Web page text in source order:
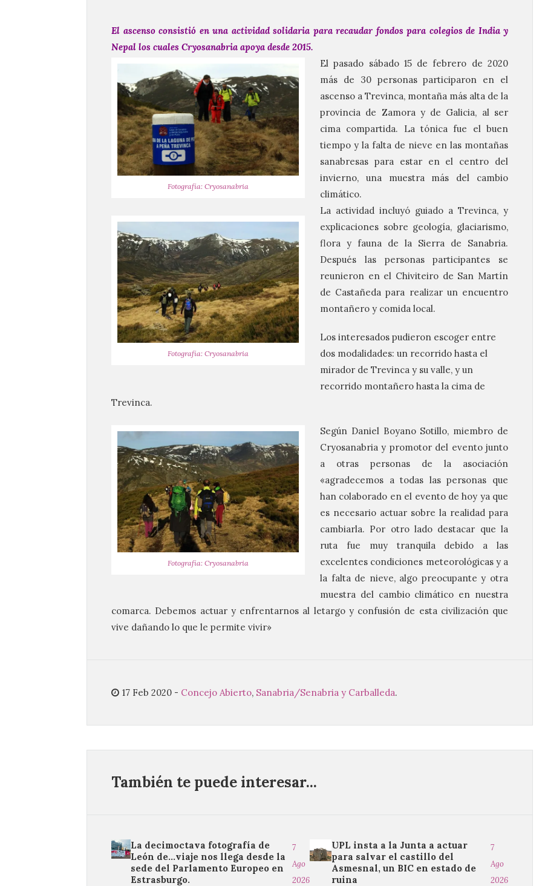
El ascenso consistió en una actividad solidaria para recaudar fondos para colegios de India y
Nepal los cuales Cryosanabria apoya desde 2015.
Fotografía: Cryosanabria
El pasado sábado 15 de febrero de 2020
más de 30 personas participaron en el
ascenso a Trevinca, montaña más alta de la
provincia de Zamora y de Galicia, al ser
cima compartida. La tónica fue el buen
tiempo y la falta de nieve en las montañas
sanabresas para estar en el centro del
invierno, una muestra más del cambio
climático.
Fotografía: Cryosanabria
La actividad incluyó guiado a Trevinca, y
explicaciones sobre geología, glaciarismo,
flora y fauna de la Sierra de Sanabria.
Después las personas participantes se
reunieron en el Chiviteiro de San Martín
de Castañeda para realizar un encuentro
montañero y comida local.
Los interesados pudieron escoger entre
dos modalidades: un recorrido hasta el
mirador de Trevinca y su valle, y un
recorrido montañero hasta la cima de
Trevinca.
Fotografía: Cryosanabria
Según Daniel Boyano Sotillo, miembro de
Cryosanabria y promotor del evento junto
a otras personas de la asociación
«agradecemos a todas las personas que
han colaborado en el evento de hoy ya que
es necesario actuar sobre la realidad para
cambiarla. Por otro lado destacar que la
ruta fue muy tranquila debido a las
excelentes condiciones meteorológicas y a
la falta de nieve, algo preocupante y otra
muestra del cambio climático en nuestra
comarca. Debemos actuar y enfrentarnos al letargo y confusión de esta civilización que
vive dañando lo que le permite vivir»
17 Feb 2020 - Concejo Abierto, Sanabria/Senabria y Carballeda.
También te puede interesar...
La decimoctava fotografía de
León de…viaje nos llega desde la
sede del Parlamento Europeo en
Estrasburgo.
7
Ago
2026
UPL insta a la Junta a actuar
para salvar el castillo del
Asmesnal, un BIC en estado de
ruina
7
Ago
2026